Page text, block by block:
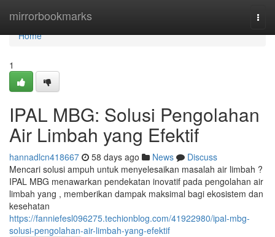
mirrorbookmarks
Home
Home
1
IPAL MBG: Solusi Pengolahan
Air Limbah yang Efektif
hannadlcn418667 58 days ago News
Discuss
Mencari solusi ampuh untuk menyelesaikan masalah air limbah ?
IPAL MBG menawarkan pendekatan inovatif pada pengolahan air
limbah yang , memberikan dampak maksimal bagi ekosistem dan
kesehatan
https://fanniefesl096275.techionblog.com/41922980/ipal-mbg-
solusi-pengolahan-air-limbah-yang-efektif